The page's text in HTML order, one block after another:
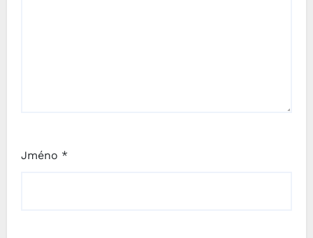
Jméno *